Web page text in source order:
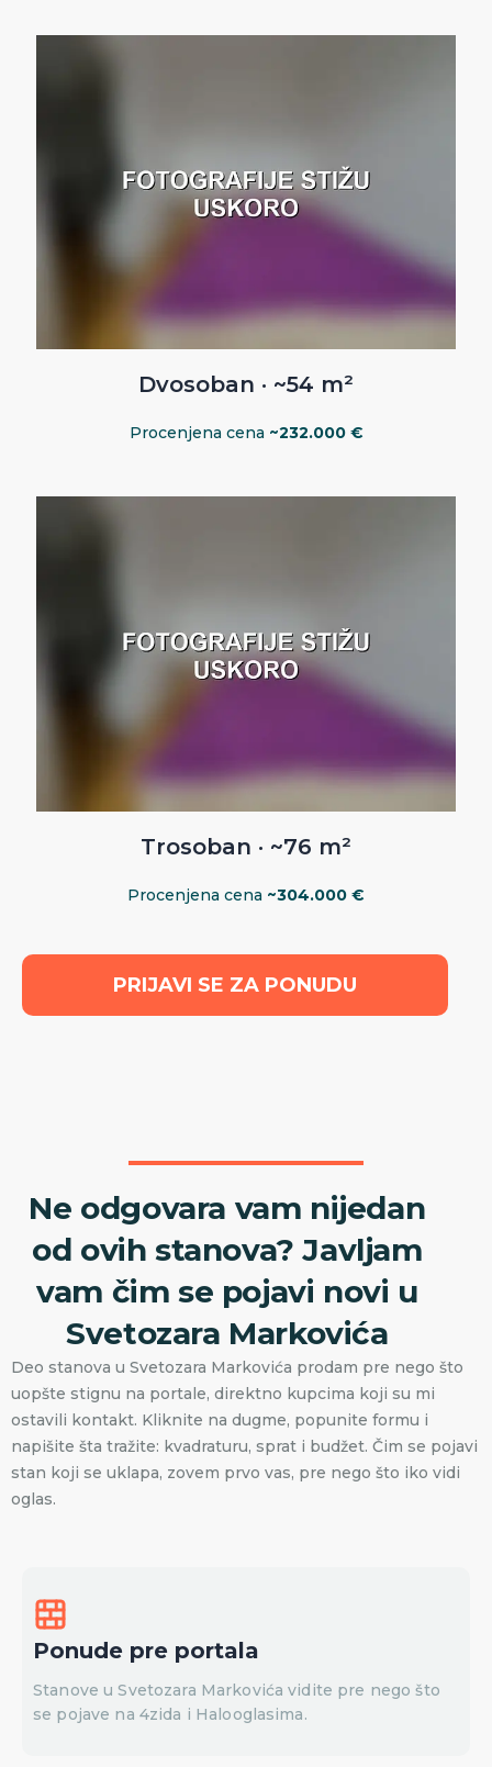
Dvosoban · ~54 m²
Procenjena cena ~232.000 €
Trosoban · ~76 m²
Procenjena cena ~304.000 €
PRIJAVI SE ZA PONUDU
Ne odgovara vam nijedan
od ovih stanova? Javljam
vam čim se pojavi novi u
Svetozara Markovića
Deo stanova u Svetozara Markovića prodam pre nego što
uopšte stignu na portale, direktno kupcima koji su mi
ostavili kontakt. Kliknite na dugme, popunite formu i
napišite šta tražite: kvadraturu, sprat i budžet. Čim se pojavi
stan koji se uklapa, zovem prvo vas, pre nego što iko vidi
oglas.
Ponude pre portala
Stanove u Svetozara Markovića vidite pre nego što
se pojave na 4zida i Halooglasima.